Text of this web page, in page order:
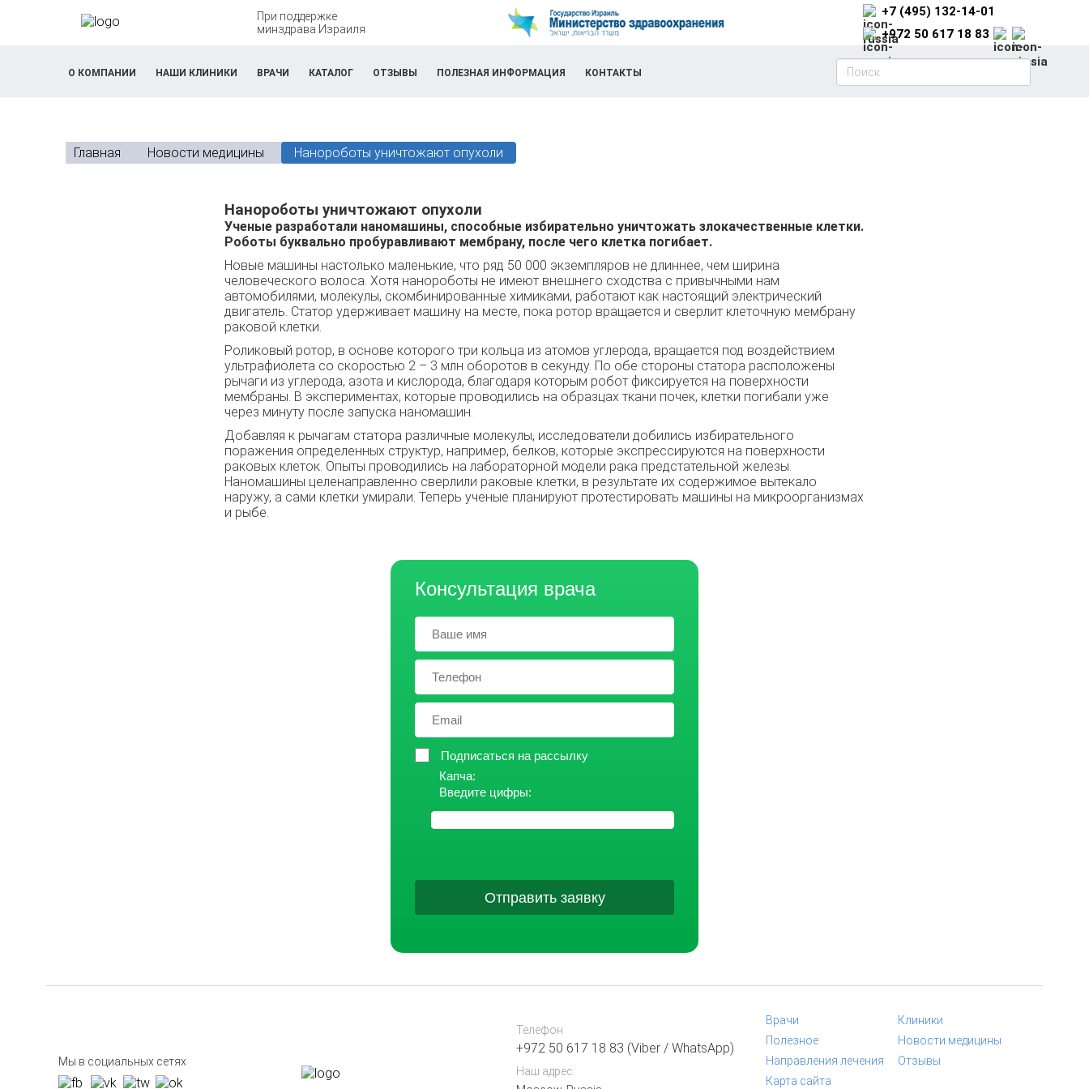
При поддержке
минздрава Израиля
+7 (495) 132-14-01
+972 50 617 18 83
О КОМПАНИИ НАШИ КЛИНИКИ ВРАЧИ КАТАЛОГ ОТЗЫВЫ ПОЛЕЗНАЯ ИНФОРМАЦИЯ КОНТАКТЫ
Главная Новости медицины Нанороботы уничтожают опухоли
Нанороботы уничтожают опухоли
Ученые разработали наномашины, способные избирательно уничтожать злокачественные клетки.
Роботы буквально пробуравливают мембрану, после чего клетка погибает.
Новые машины настолько маленькие, что ряд 50 000 экземпляров не длиннее, чем ширина
человеческого волоса. Хотя нанороботы не имеют внешнего сходства с привычными нам
автомобилями, молекулы, скомбинированные химиками, работают как настоящий электрический
двигатель. Статор удерживает машину на месте, пока ротор вращается и сверлит клеточную мембрану
раковой клетки.
Роликовый ротор, в основе которого три кольца из атомов углерода, вращается под воздействием
ультрафиолета со скоростью 2 – 3 млн оборотов в секунду. По обе стороны статора расположены
рычаги из углерода, азота и кислорода, благодаря которым робот фиксируется на поверхности
мембраны. В экспериментах, которые проводились на образцах ткани почек, клетки погибали уже
через минуту после запуска наномашин.
Добавляя к рычагам статора различные молекулы, исследователи добились избирательного
поражения определенных структур, например, белков, которые экспрессируются на поверхности
раковых клеток. Опыты проводились на лабораторной модели рака предстательной железы.
Наномашины целенаправленно сверлили раковые клетки, в результате их содержимое вытекало
наружу, а сами клетки умирали. Теперь ученые планируют протестировать машины на микроорганизмах
и рыбе.
Консультация врача
Подписаться на рассылку
Капча:
Введите цифры:
Отправить заявку
Мы в социальных сетях
Телефон
+972 50 617 18 83 (Viber / WhatsApp)
Наш адрес:
Врачи
Клиники
Полезное
Новости медицины
Направления лечения
Отзывы
Карта сайта